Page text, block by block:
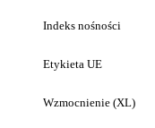
Indeks nośności
Etykieta UE
Wzmocnienie (XL)